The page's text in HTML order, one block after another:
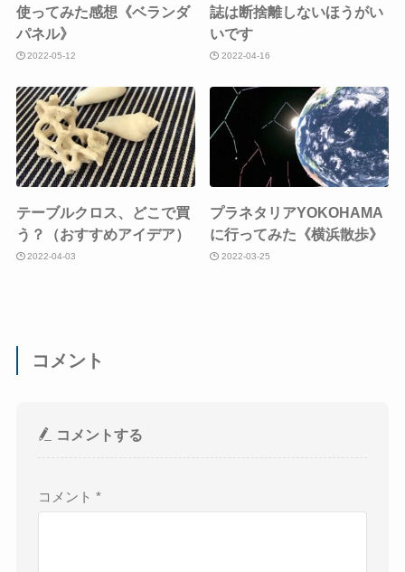
使ってみた感想《ベランダ
パネル》
2022-05-12
誌は断捨離しないほうがい
いです
2022-04-16
テーブルクロス、どこで買
う？（おすすめアイデア）
2022-04-03
プラネタリアYOKOHAMA
に行ってみた《横浜散歩》
2022-03-25
コメント
コメントする
コメント*